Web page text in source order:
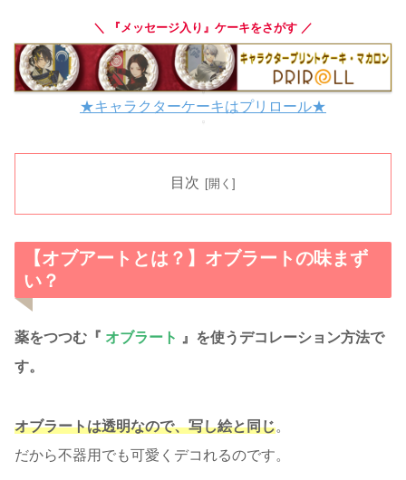
＼ 『メッセージ入り』ケーキをさがす ／
★キャラクターケーキはプリロール★
目次
【オブアートとは？】オブラートの味まず
い？
薬をつつむ『 オブラート
』を使うデコレーション方法で
す。
オブラートは透明なので、写し絵と同じ。
だから不器用でも可愛くデコれるのです。